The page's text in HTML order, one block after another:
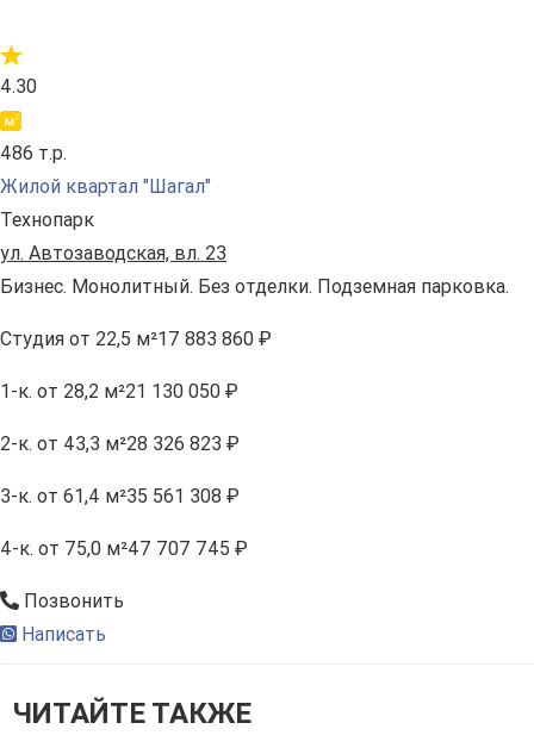
4.30
486 т.р.
Жилой квартал "Шагал"
Технопарк
ул. Автозаводская, вл. 23
Бизнес. Монолитный. Без отделки. Подземная парковка.
Студия от 22,5 м²17 883 860 ₽
1-к. от 28,2 м²21 130 050 ₽
2-к. от 43,3 м²28 326 823 ₽
3-к. от 61,4 м²35 561 308 ₽
4-к. от 75,0 м²47 707 745 ₽
Позвонить
Написать
ЧИТАЙТЕ ТАКЖЕ